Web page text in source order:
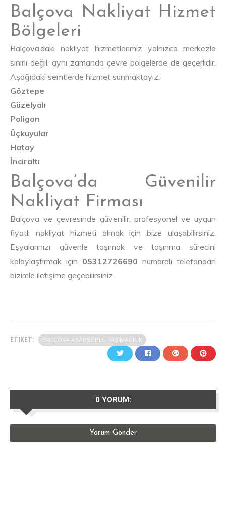
Balçova Nakliyat Hizmet
Bölgeleri
Balçova’daki nakliyat hizmetlerimiz yalnızca merkezle
sınırlı değil, aynı zamanda çevre bölgelerde de geçerlidir.
Aşağıdaki semtlerde hizmet sunmaktayız:
Göztepe
Güzelyalı
Poligon
Üçkuyular
Hatay
İnciraltı
Balçova’da Güvenilir
Nakliyat Firması
Balçova ve çevresinde güvenilir, profesyonel ve uygun
fiyatlı nakliyat hizmeti almak için bize ulaşabilirsiniz.
Eşyalarınızı güvenle taşımak ve taşınma sürecini
kolaylaştırmak için 05312726690 numaralı telefondan
bizimle iletişime geçebilirsiniz.
ETIKET: BALÇOVA ASANSÖRLÜ TAŞIMACILIK
0 YORUM:
Yorum Gönder